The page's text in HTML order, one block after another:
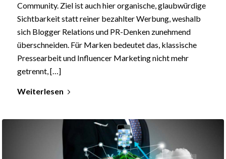
Community. Ziel ist auch hier organische, glaubwürdige
Sichtbarkeit statt reiner bezahlter Werbung, weshalb
sich Blogger Relations und PR-Denken zunehmend
überschneiden. Für Marken bedeutet das, klassische
Pressearbeit und Influencer Marketing nicht mehr
getrennt, […]
Weiterlesen